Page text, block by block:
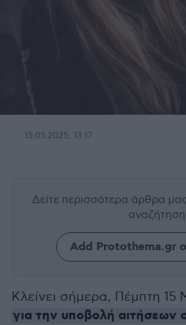
15.05.2025, 13:17
Δείτε περισσότερα άρθρα
Add Protothema.gr
Κλείνει σήμερα, Πέμπτη
για την υποβολή αιτήσεων